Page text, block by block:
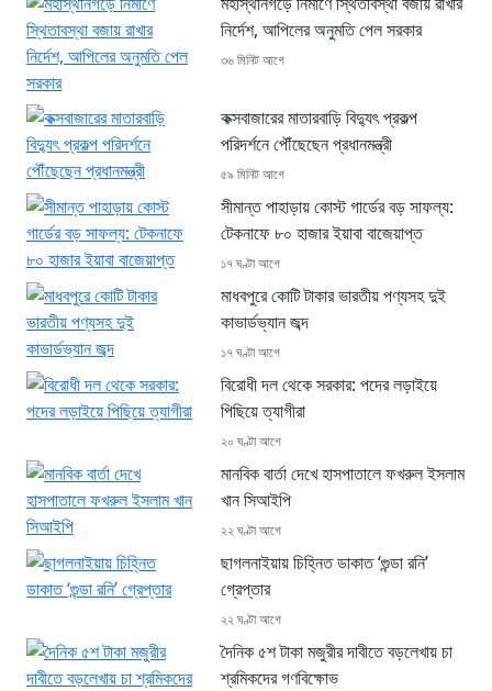
নির্দেশ, আপিলের অনুমতি পেল সরকার
৩৬ মিনিট আগে
কক্সবাজারের মাতারবাড়ি বিদ্যুৎ প্রকল্প
পরিদর্শনে পৌঁছেছেন প্রধানমন্ত্রী
৫৯ মিনিট আগে
সীমান্ত পাহাড়ায় কোস্ট গার্ডের বড় সাফল্য:
টেকনাফে ৮০ হাজার ইয়াবা বাজেয়াপ্ত
১৭ ঘণ্টা আগে
মাধবপুরে কোটি টাকার ভারতীয় পণ্যসহ দুই
কাভার্ডভ্যান জব্দ
১৭ ঘণ্টা আগে
বিরোধী দল থেকে সরকার: পদের লড়াইয়ে
পিছিয়ে ত্যাগীরা
২০ ঘণ্টা আগে
মানবিক বার্তা দেখে হাসপাতালে ফখরুল ইসলাম
খান সিআইপি
২২ ঘণ্টা আগে
ছাগলনাইয়ায় চিহ্নিত ডাকাত ‘গুন্ডা রনি’
গ্রেপ্তার
২২ ঘণ্টা আগে
দৈনিক ৫শ টাকা মজুরীর দাবীতে বড়লেখায় চা
শ্রমিকদের গণবিক্ষোভ